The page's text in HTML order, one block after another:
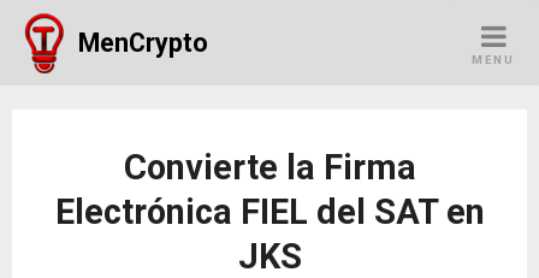
Skip
content
MenCrypto
MENU
Convierte la Firma
Electrónica FIEL del SAT en
JKS